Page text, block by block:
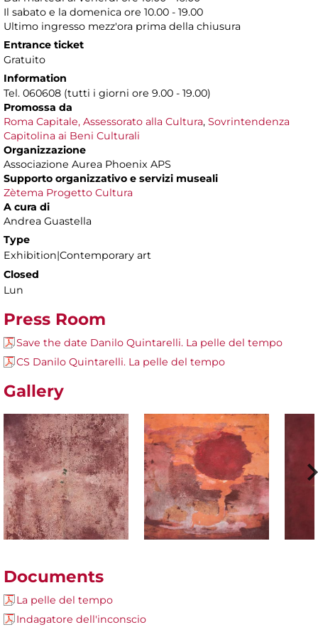
Il sabato e la domenica ore 10.00 - 19.00
Ultimo ingresso mezz'ora prima della chiusura
Entrance ticket
Gratuito
Information
Tel. 060608 (tutti i giorni ore 9.00 - 19.00)
Promossa da
Roma Capitale, Assessorato alla Cultura, Sovrintendenza
Capitolina ai Beni Culturali
Organizzazione
Associazione Aurea Phoenix APS
Supporto organizzativo e servizi museali
Zètema Progetto Cultura
A cura di
Andrea Guastella
Type
Exhibition|Contemporary art
Closed
Lun
Press Room
Save the date Danilo Quintarelli. La pelle del tempo
CS Danilo Quintarelli. La pelle del tempo
Gallery
Documents
La pelle del tempo
Indagatore dell'inconscio